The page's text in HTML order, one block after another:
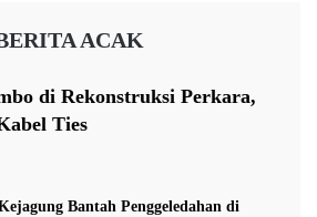
ACAK
di Rekonstruksi Perkara,
Ties
Bantah Penggeledahan di